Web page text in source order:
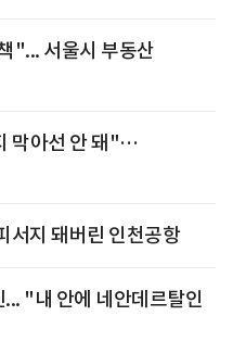
"... 서울시 부동산
막아선 안 돼"…
서지 돼버린 인천공항
"내 안에 네안데르탈인